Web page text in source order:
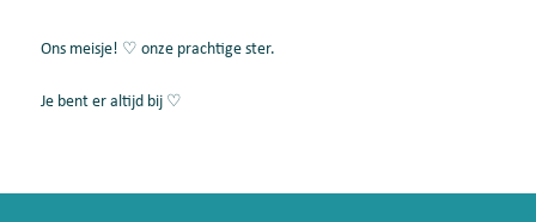
Ons meisje! ♡ onze prachtige ster.
Je bent er altijd bij ♡